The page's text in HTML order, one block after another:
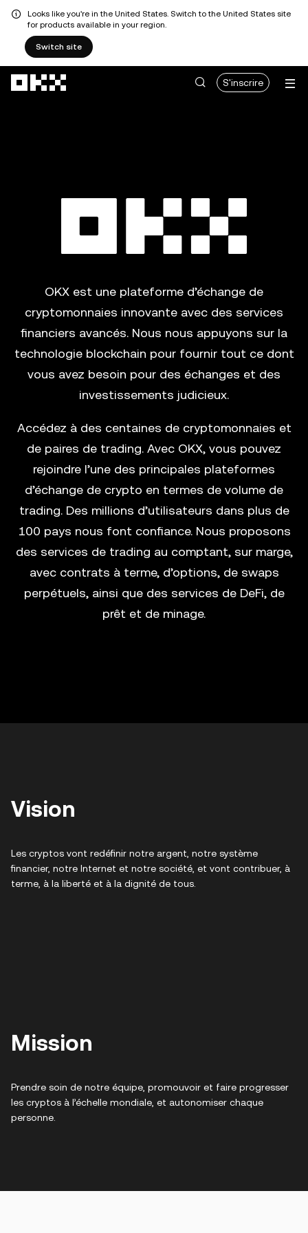
Looks like you're in the United States. Switch to the United States site
for products available in your region.
Switch site
S'inscrire
OKX est une plateforme d’échange de
cryptomonnaies innovante avec des services
financiers avancés. Nous nous appuyons sur la
technologie blockchain pour fournir tout ce dont
vous avez besoin pour des échanges et des
investissements judicieux.
Accédez à des centaines de cryptomonnaies et
de paires de trading. Avec OKX, vous pouvez
rejoindre l’une des principales plateformes
d’échange de crypto en termes de volume de
trading. Des millions d’utilisateurs dans plus de
100 pays nous font confiance. Nous proposons
des services de trading au comptant, sur marge,
avec contrats à terme, d’options, de swaps
perpétuels, ainsi que des services de DeFi, de
prêt et de minage.
Vision
Les cryptos vont redéfinir notre argent, notre système
financier, notre Internet et notre société, et vont contribuer, à
terme, à la liberté et à la dignité de tous.
Mission
Prendre soin de notre équipe, promouvoir et faire progresser
les cryptos à l’échelle mondiale, et autonomiser chaque
personne.